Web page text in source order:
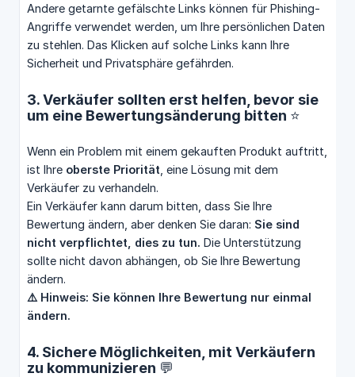
Andere getarnte gefälschte Links können für Phishing-
Angriffe verwendet werden, um Ihre persönlichen Daten
zu stehlen. Das Klicken auf solche Links kann Ihre
Sicherheit und Privatsphäre gefährden.
3. Verkäufer sollten erst helfen, bevor sie
um eine Bewertungsänderung bitten ⭐
Wenn ein Problem mit einem gekauften Produkt auftritt,
ist Ihre oberste Priorität , eine Lösung mit dem
Verkäufer zu verhandeln.
Ein Verkäufer kann darum bitten, dass Sie Ihre
Bewertung ändern, aber denken Sie daran: Sie sind
nicht verpflichtet, dies zu tun. Die Unterstützung
sollte nicht davon abhängen, ob Sie Ihre Bewertung
ändern.
⚠️ Hinweis: Sie können Ihre Bewertung nur einmal
ändern.
4. Sichere Möglichkeiten, mit Verkäufern
zu kommunizieren 💬